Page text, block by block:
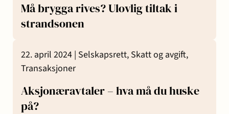
Må brygga rives? Ulovlig tiltak i
strandsonen
22. april 2024 | Selskapsrett, Skatt og avgift,
Transaksjoner
Aksjonæravtaler – hva må du huske
på?